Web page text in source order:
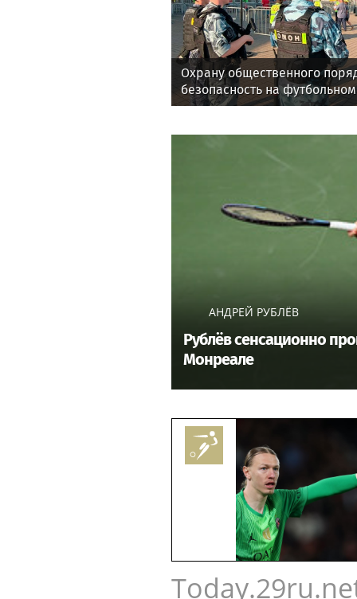
Охрану общественного
безопасность на
обеспечила Росгвардия
АНДРЕЙ РУБЛЁВ
Рублёв сенсационно
Монреале